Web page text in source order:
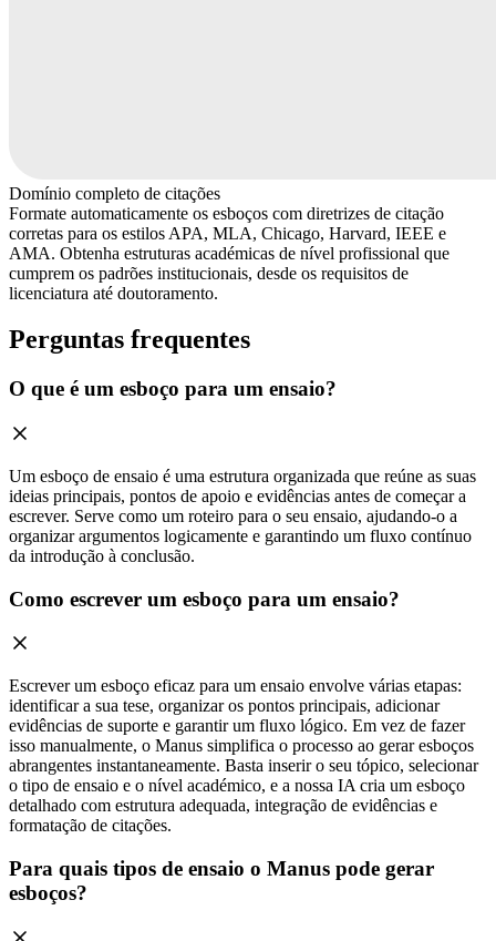
Domínio completo de citações
Formate automaticamente os esboços com diretrizes de citação
corretas para os estilos APA, MLA, Chicago, Harvard, IEEE e
AMA. Obtenha estruturas académicas de nível profissional que
cumprem os padrões institucionais, desde os requisitos de
licenciatura até doutoramento.
Perguntas frequentes
O que é um esboço para um ensaio?
Um esboço de ensaio é uma estrutura organizada que reúne as suas
ideias principais, pontos de apoio e evidências antes de começar a
escrever. Serve como um roteiro para o seu ensaio, ajudando-o a
organizar argumentos logicamente e garantindo um fluxo contínuo
da introdução à conclusão.
Como escrever um esboço para um ensaio?
Escrever um esboço eficaz para um ensaio envolve várias etapas:
identificar a sua tese, organizar os pontos principais, adicionar
evidências de suporte e garantir um fluxo lógico. Em vez de fazer
isso manualmente, o Manus simplifica o processo ao gerar esboços
abrangentes instantaneamente. Basta inserir o seu tópico, selecionar
o tipo de ensaio e o nível académico, e a nossa IA cria um esboço
detalhado com estrutura adequada, integração de evidências e
formatação de citações.
Para quais tipos de ensaio o Manus pode gerar
esboços?